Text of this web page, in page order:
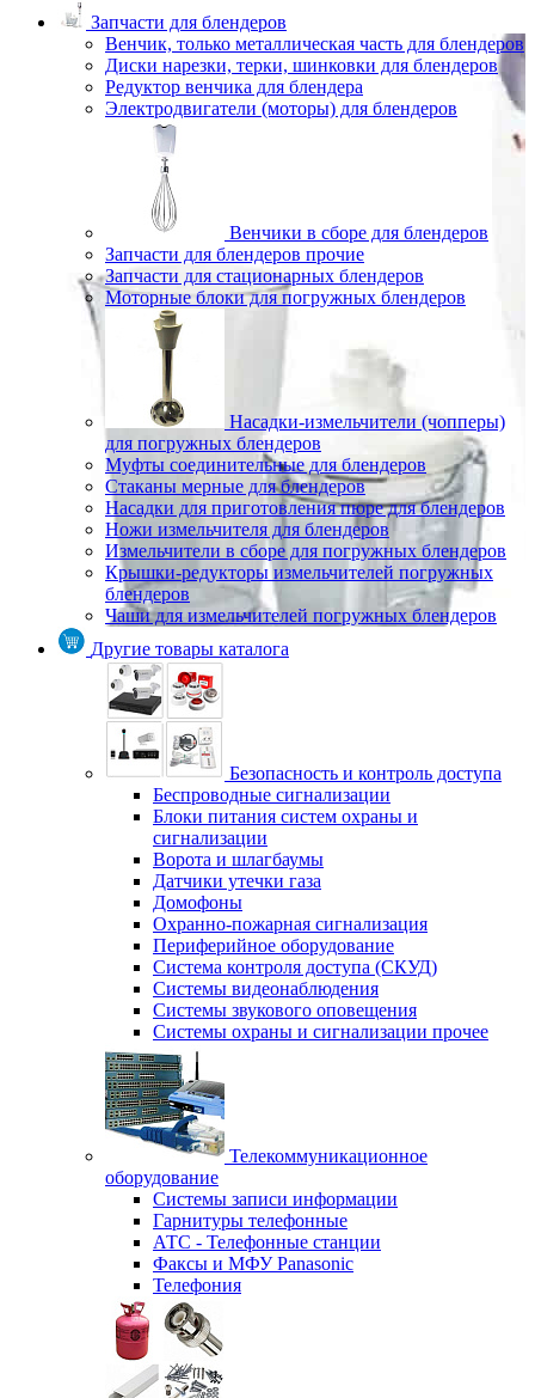
Запчасти для блендеров
Венчик, только металлическая часть для блендеров
Диски нарезки, терки, шинковки для блендеров
Редуктор венчика для блендера
Электродвигатели (моторы) для блендеров
Венчики в сборе для блендеров
Запчасти для блендеров прочие
Запчасти для стационарных блендеров
Моторные блоки для погружных блендеров
Насадки-измельчители (чопперы)
для погружных блендеров
Муфты соединительные для блендеров
Стаканы мерные для блендеров
Насадки для приготовления пюре для блендеров
Ножи измельчителя для блендеров
Измельчители в сборе для погружных блендеров
Крышки-редукторы измельчителей погружных
блендеров
Чаши для измельчителей погружных блендеров
Другие товары каталога
Безопасность и контроль доступа
Беспроводные сигнализации
Блоки питания систем охраны и
сигнализации
Ворота и шлагбаумы
Датчики утечки газа
Домофоны
Охранно-пожарная сигнализация
Периферийное оборудование
Система контроля доступа (СКУД)
Системы видеонаблюдения
Системы звукового оповещения
Системы охраны и сигнализации прочее
Телекоммуникационное
оборудование
Системы записи информации
Гарнитуры телефонные
АТС - Телефонные станции
Факсы и МФУ Panasonic
Телефония